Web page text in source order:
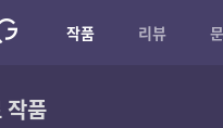
작품 리뷰
작품